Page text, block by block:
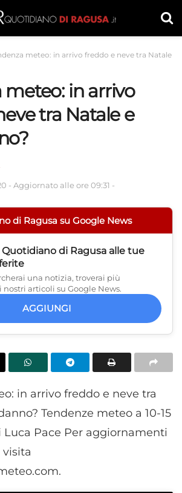
meteo: in arrivo freddo e neve tra Natale
meteo: in arrivo
tra Natale e
- Aggiornato alle ore 09:31 -
di Ragusa su Google News
Quotidiano di Ragusa alle tue
una notizia, troverai più
articoli su Google News.
AGGIUNGI
in arrivo freddo e neve tra
Tendenze meteo a 10-15
Luca Pace Per aggiornamenti